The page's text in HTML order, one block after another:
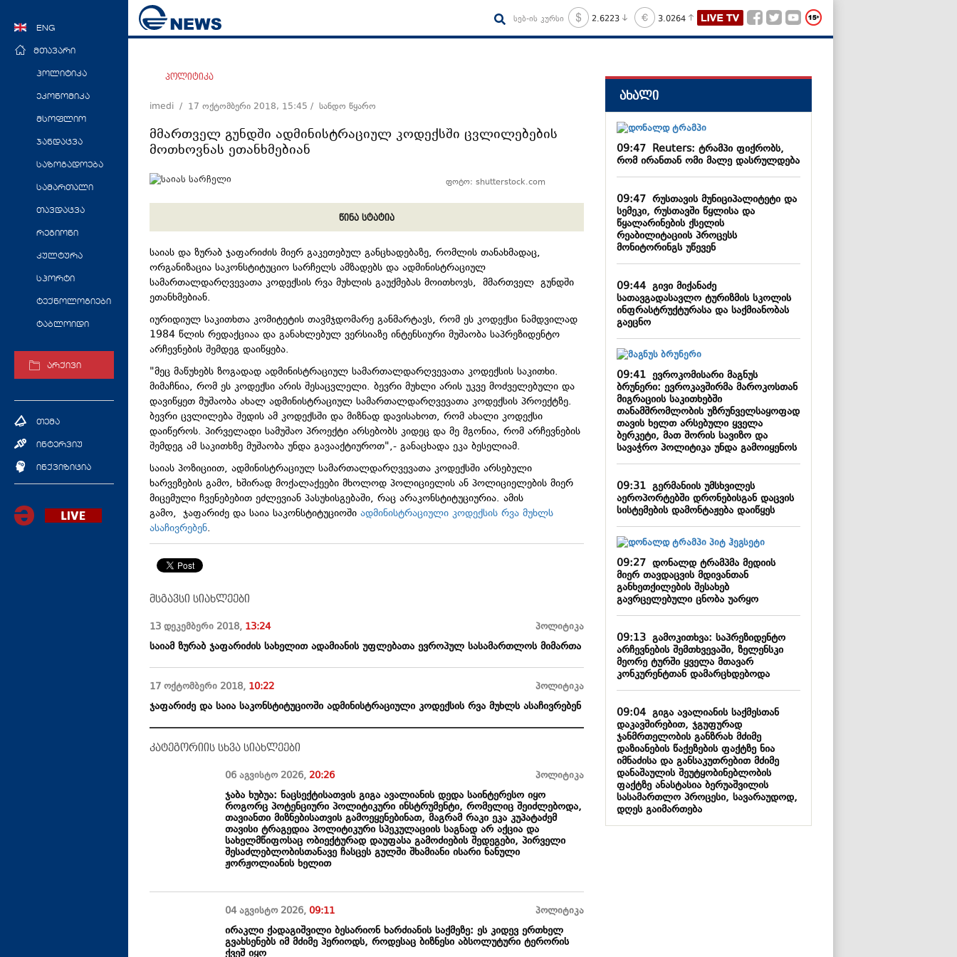
ENG
მთავარი
პოლიტიკა
ეკონომიკა
მსოფლიო
ჯანდაცვა
საზოგადოება
სამართალი
თავდაცვა
რეგიონი
კულტურა
სპორტი
ტექნოლოგიები
ტაბლოიდი
არქივი
თემა
ინტერვიუ
ინქვიზიცია
სებ-ის კურსი 2.6223 3.0264
პოლიტიკა
imedi / 17 ოქტომბერი 2018, 15:45 / სანდო წყარო
მმართველ გუნდში ადმინისტრაციულ კოდექსში ცვლილებების
მოთხოვნას ეთანხმებიან
ფოტო: shutterstock.com
წინა სტატია
საიას და ზურაბ ჯაფარიძის მიერ გაკეთებულ განცხადებაზე, რომლის თანახმადაც,
ორგანიზაცია საკონსტიტუციო სარჩელს ამზადებს და ადმინისტრაციულ
სამართალდარღვევათა კოდექსის რვა მუხლის გაუქმებას მოითხოვს, მმართველ გუნდში
ეთანხმებიან.
იურიდიულ საკითხთა კომიტეტის თავმჯდომარე განმარტავს, რომ ეს კოდექსი ნამდვილად
1984 წლის რედაქციაა და განახლებულ ვერსიაზე ინტენსიური მუშაობა საპრეზიდენტო
არჩევნების შემდეგ დაიწყება.
"მეც მაწუხებს ზოგადად ადმინისტრაციულ სამართალდარღვევათა კოდექსის საკითხი.
მიმაჩნია, რომ ეს კოდექსი არის შესაცვლელი. ბევრი მუხლი არის უკვე მოძველებული და
დავიწყეთ მუშაობა ახალ ადმინისტრაციულ სამართალდარღვევათა კოდექსის პროექტზე.
ბევრი ცვლილება შედის ამ კოდექსში და მიზნად დავისახოთ, რომ ახალი კოდექსი
დაიწეროს. პირველადი სამუშაო პროექტი არსებობს კიდეც და მე მგონია, რომ არჩევნების
შემდეგ ამ საკითხზე მუშაობა უნდა გავააქტიუროთ",- განაცხადა ეკა ბესელიამ.
საიას პოზიციით, ადმინისტრაციულ სამართალდარღვევათა კოდექსში არსებული
ხარვეზების გამო, ხშირად მოქალაქეები მხოლოდ პოლიციელის ან პოლიციელების მიერ
მიცემული ჩვენებებით ეძლევიან პასუხისგებაში, რაც არაკონსტიტუციურია. ამის
გამო, ჯაფარიძე და საია საკონსტიტუციოში ადმინისტრაციული კოდექსის რვა მუხლს
ასაჩივრებენ.
მსგავსი სიახლეები
13 დეკემბერი 2018, 13:24 პოლიტიკა
საიამ ზურაბ ჯაფარიძის სახელით ადამიანის უფლებათა ევროპულ სასამართლოს მიმართა
17 ოქტომბერი 2018, 10:22 პოლიტიკა
ჯაფარიძე და საია საკონსტიტუციოში ადმინისტრაციული კოდექსის რვა მუხლს ასაჩივრებენ
კატეგორიის სხვა სიახლეები
06 აგვისტო 2026, 20:26 პოლიტიკა
ჯაბა ხუბუა: ნაცსექტისათვის გიგა ავალიანის დედა საინტერესო იყო
როგორც პოტენციური პოლიტიკური ინსტრუმენტი, რომელიც შეიძლებოდა,
თავიანთი მიზნებისათვის გამოეყენებინათ, მაგრამ რაკი ეკა კუპატაძემ
თავისი ტრაგედია პოლიტიკური სპეკულაციის საგნად არ აქცია და
სახელმწიფოსაც ობიექტურად დაუფასა გამოძიების შედეგები, პირველი
შესაძლებლობისთანავე ჩასცეს გულში შხამიანი ისარი ნანული
ჟორჟოლიანის ხელით
04 აგვისტო 2026,09:11 პოლიტიკა
ირაკლი ქადაგიშვილი ბესარიონ ხარძიანის საქმეზე: ეს კიდევ ერთხელ
გვახსენებს იმ მძიმე პერიოდს, როდესაც ბიზნესი აბსოლუტური ტერორის
ქვეშ იყო
ახალი
09:47Reuters: ტრამპი ფიქრობს,
რომ ირანთან ომი მალე დასრულდება
09:47რუსთავის მუნიციპალიტეტი და
სემეკი, რუსთავში წყლისა და
წყალარინების ქსელის
რეაბილიტაციის პროცესს
მონიტორინგს უწევენ
09:44გივი მიქანაძე
სათავგადასავლო ტურიზმის სკოლის
ინფრასტრუქტურასა და საქმიანობას
გაეცნო
09:41ევროკომისარი მაგნუს
ბრუნერი: ევროკავშირმა მაროკოსთან
მიგრაციის საკითხებში
თანამშრომლობის უზრუნველსაყოფად
თავის ხელთ არსებული ყველა
ბერკეტი, მათ შორის სავიზო და
სავაჭრო პოლიტიკა უნდა გამოიყენოს
09:31გერმანიის უმსხვილეს
აეროპორტებში დრონებისგან დაცვის
სისტემების დამონტაჟება დაიწყეს
09:27დონალდ ტრამპმა მედიის
მიერ თავდაცვის მდივანთან
განხეთქილების შესახებ
გავრცელებული ცნობა უარყო
09:13გამოკითხვა: საპრეზიდენტო
არჩევნების შემთხვევაში, ზელენსკი
მეორე ტურში ყველა მთავარ
კონკურენტთან დამარცხდებოდა
09:04გიგა ავალიანის საქმესთან
დაკავშირებით, ჯგუფურად
ჯანმრთელობის განზრახ მძიმე
დაზიანების წაქეზების ფაქტზე ნია
იმნაძისა და განსაკუთრებით მძიმე
დანაშაულის შეუტყობინებლობის
ფაქტზე ანასტასია ბერუაშვილის
სასამართლო პროცესი, სავარაუდოდ,
დღეს გაიმართება